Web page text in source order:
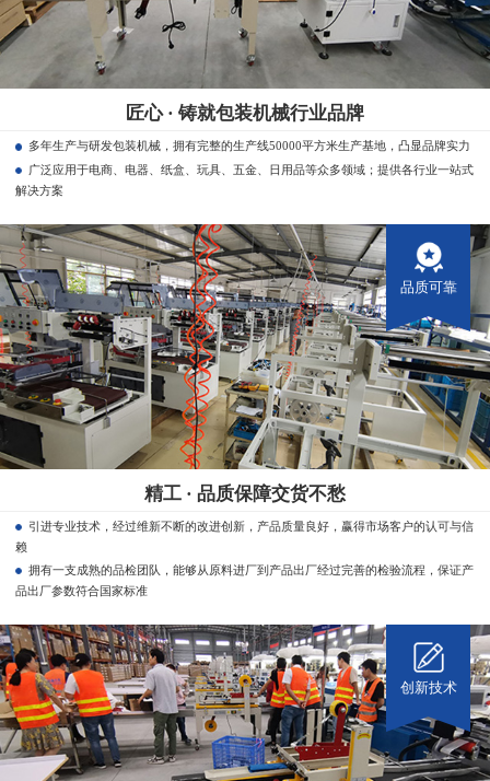
匠心 · 铸就包装机械行业品牌
多年生产与研发包装机械，拥有完整的生产线50000平方米生产基地，凸显品牌实力
广泛应用于电商、电器、纸盒、玩具、五金、日用品等众多领域；提供各行业一站式
解决方案
品质可靠
精工 · 品质保障交货不愁
引进专业技术，经过维新不断的改进创新，产品质量良好，赢得市场客户的认可与信
赖
拥有一支成熟的品检团队，能够从原料进厂到产品出厂经过完善的检验流程，保证产
品出厂参数符合国家标准
创新技术